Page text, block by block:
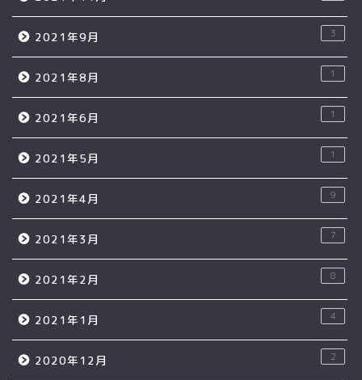
2021年9月 3
2021年8月 1
2021年6月 1
2021年5月 1
2021年4月 9
2021年3月 7
2021年2月 8
2021年1月 4
2020年12月 2